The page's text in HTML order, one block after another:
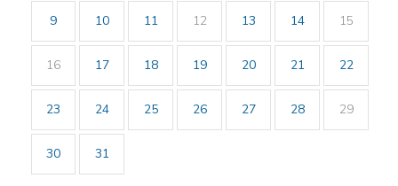
9 10 11 12 13 14 15
16 17 18 19 20 21 22
23 24 25 26 27 28 29
30 31